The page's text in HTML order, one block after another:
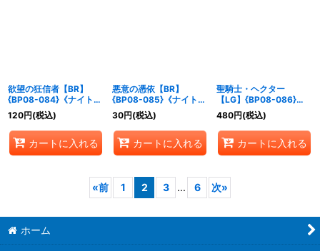
欲望の狂信者【BR】
{BP08-084}《ナイトメ
ア》
120円(税込)
カートに入れる
悪意の憑依【BR】
{BP08-085}《ナイトメ
ア》
30円(税込)
カートに入れる
聖騎士・ヘクター
【LG】{BP08-086}
《ビショップ》
480円(税込)
カートに入れる
«前 1 2 3 ... 6 次»
ホーム